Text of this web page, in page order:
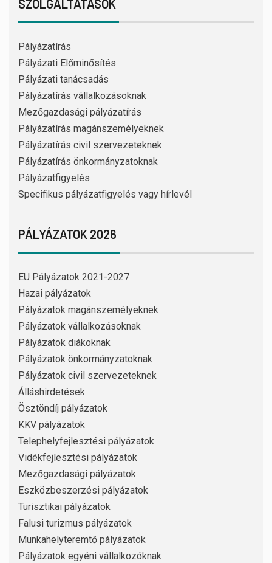
SZOLGÁLTATÁSOK
Pályázatírás
Pályázati Előminősítés
Pályázati tanácsadás
Pályázatírás vállalkozásoknak
Mezőgazdasági pályázatírás
Pályázatírás magánszemélyeknek
Pályázatírás civil szervezeteknek
Pályázatírás önkormányzatoknak
Pályázatfigyelés
Specifikus pályázatfigyelés vagy hírlevél
PÁLYÁZATOK 2026
EU Pályázatok 2021-2027
Hazai pályázatok
Pályázatok magánszemélyeknek
Pályázatok vállalkozásoknak
Pályázatok diákoknak
Pályázatok önkormányzatoknak
Pályázatok civil szervezeteknek
Álláshirdetések
Ösztöndíj pályázatok
KKV pályázatok
Telephelyfejlesztési pályázatok
Vidékfejlesztési pályázatok
Mezőgazdasági pályázatok
Eszközbeszerzési pályázatok
Turisztikai pályázatok
Falusi turizmus pályázatok
Munkahelyteremtő pályázatok
Pályázatok egyéni vállalkozóknak